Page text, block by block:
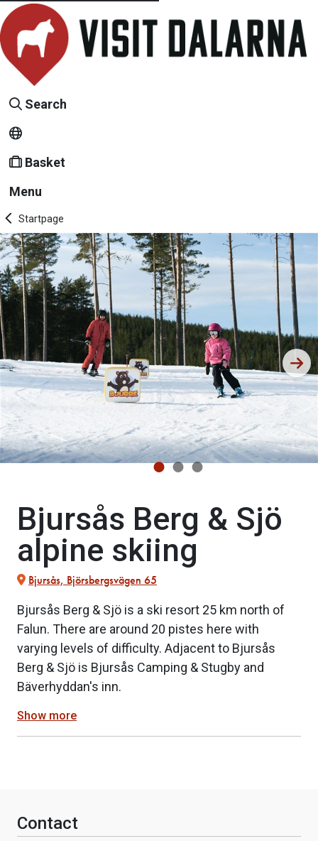
Search
Basket
Menu
Startpage
Bjursås Berg & Sjö
alpine skiing
Bjursås, Björsbergsvägen 65
Bjursås Berg & Sjö is a ski resort 25 km north of
Falun. There are around 20 pistes here with
varying levels of difficulty. Adjacent to Bjursås
Berg & Sjö is Bjursås Camping & Stugby and
Bäverhyddan's inn.
Show more
Contact